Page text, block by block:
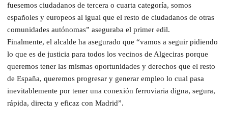
fuesemos ciudadanos de tercera o cuarta categoría, somos
españoles y europeos al igual que el resto de ciudadanos de otras
comunidades autónomas” aseguraba el primer edil.
Finalmente, el alcalde ha asegurado que “vamos a seguir pidiendo
lo que es de justicia para todos los vecinos de Algeciras porque
queremos tener las mismas oportunidades y derechos que el resto
de España, queremos progresar y generar empleo lo cual pasa
inevitablemente por tener una conexión ferroviaria digna, segura,
rápida, directa y eficaz con Madrid”.